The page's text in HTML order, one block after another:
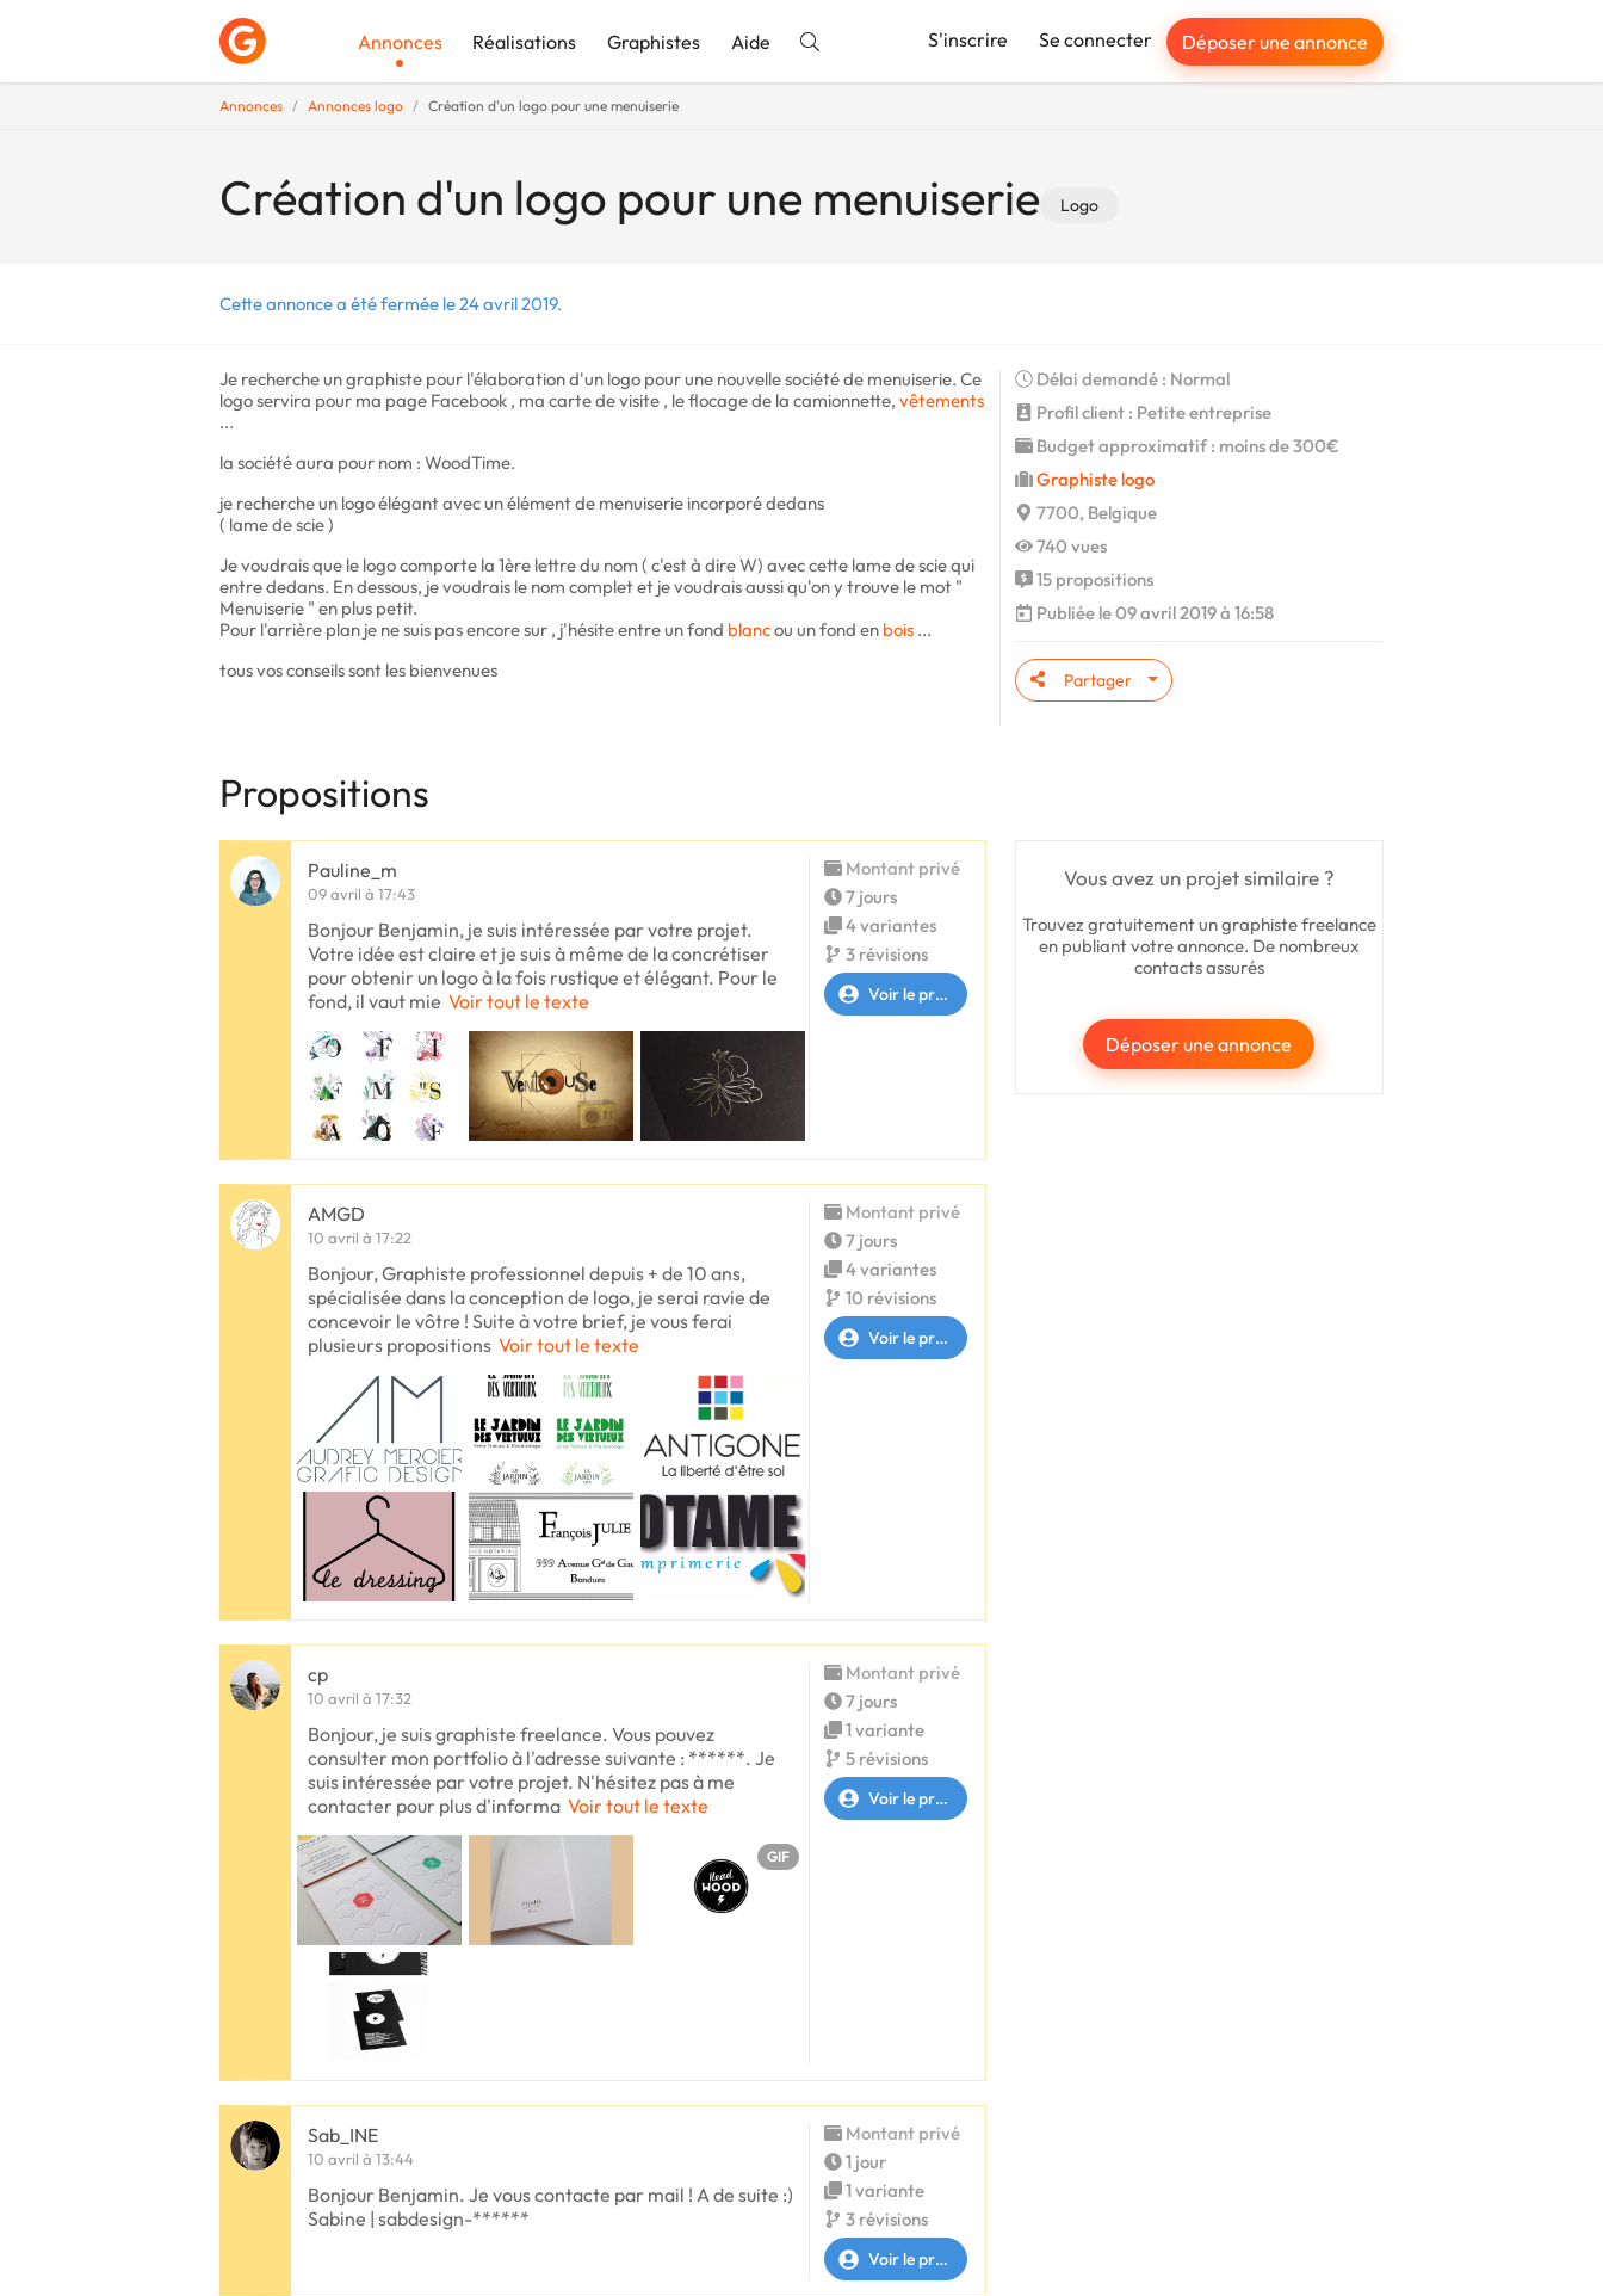
Annonces Réalisations Graphistes Aide S'inscrire Se connecter Déposer une annonce
Annonces Annonces logo Création d'un logo pour une menuiserie
Création d'un logo pour une menuiserie Logo
Cette annonce a été fermée le 24 avril 2019.
Je recherche un graphiste pour l'élaboration d'un logo pour une nouvelle société de menuiserie. Ce
logo servira pour ma page Facebook , ma carte de visite , le flocage de la camionnette, vêtements
...
la société aura pour nom : WoodTime.
je recherche un logo élégant avec un élément de menuiserie incorporé dedans
( lame de scie )
Je voudrais que le logo comporte la 1ère lettre du nom ( c'est à dire W) avec cette lame de scie qui
entre dedans. En dessous, je voudrais le nom complet et je voudrais aussi qu'on y trouve le mot "
Menuiserie " en plus petit.
Pour l'arrière plan je ne suis pas encore sur , j'hésite entre un fond blancou un fond en bois ...
tous vos conseils sont les bienvenues
Délai demandé : Normal
Profil client : Petite entreprise
Budget approximatif : moins de 300€
Graphiste logo
7700, Belgique
740 vues
15 propositions
Publiée le 09 avril 2019 à 16:58
Partager
Propositions
Vous avez un projet similaire ?
Trouvez gratuitement un graphiste freelance
en publiant votre annonce. De nombreux
contacts assurés
Déposer une annonce
Pauline_m
09 avril à 17:43
Bonjour Benjamin, je suis intéressée par votre projet.
Votre idée est claire et je suis à même de la concrétiser
pour obtenir un logo à la fois rustique et élégant. Pour le
fond, il vaut mie Voir tout le texte
Montant privé
7 jours
4 variantes
3 révisions
Voir le profil
AMGD
10 avril à 17:22
Bonjour, Graphiste professionnel depuis + de 10 ans,
spécialisée dans la conception de logo, je serai ravie de
concevoir le vôtre ! Suite à votre brief, je vous ferai
plusieurs propositions Voir tout le texte
Montant privé
7 jours
4 variantes
10 révisions
Voir le profil
cp
10 avril à 17:32
Bonjour, je suis graphiste freelance. Vous pouvez
consulter mon portfolio à l'adresse suivante : ******. Je
suis intéressée par votre projet. N'hésitez pas à me
contacter pour plus d'informa Voir tout le texte
GIF
Montant privé
7 jours
1 variante
5 révisions
Voir le profil
Sab_INE
10 avril à 13:44
Bonjour Benjamin. Je vous contacte par mail ! A de suite :)
Sabine | sabdesign-******
Montant privé
1 jour
1 variante
3 révisions
Voir le profil